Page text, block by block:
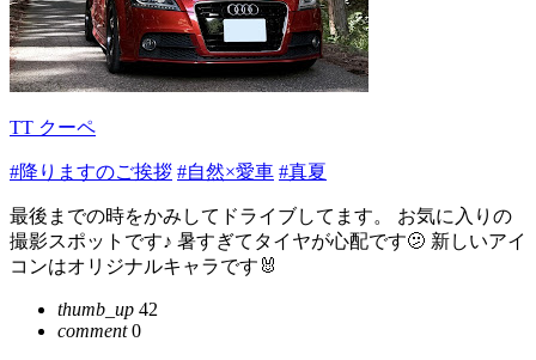
TT クーペ
#降りますのご挨拶 #自然×愛車 #真夏
最後までの時をかみしてドライブしてます。 お気に入りの
撮影スポットです♪ 暑すぎてタイヤが心配です🫤 新しいアイ
コンはオリジナルキャラです🐰
thumb_up 42
comment0